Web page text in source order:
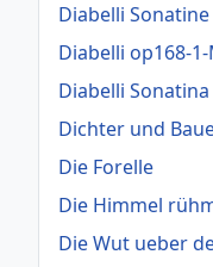
Diabelli
Diabelli op168-
Diabelli
Dichter und
Die Forelle
Die Himmel
Die Wut ueber